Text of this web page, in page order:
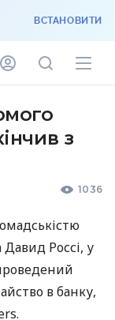
ВСТАНОВИТИ
з
1036
Давид Россі, у
в банку,